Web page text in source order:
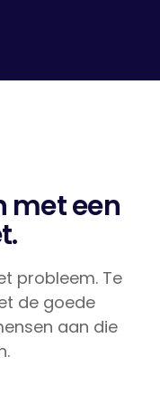
met een
probleem. Te
de goede
aan die